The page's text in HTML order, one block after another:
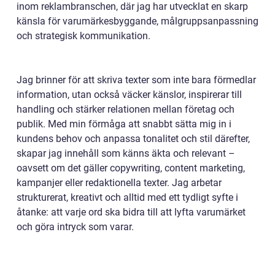
inom reklambranschen, där jag har utvecklat en skarp
känsla för varumärkesbyggande, målgruppsanpassning
och strategisk kommunikation.
Jag brinner för att skriva texter som inte bara förmedlar
information, utan också väcker känslor, inspirerar till
handling och stärker relationen mellan företag och
publik. Med min förmåga att snabbt sätta mig in i
kundens behov och anpassa tonalitet och stil därefter,
skapar jag innehåll som känns äkta och relevant –
oavsett om det gäller copywriting, content marketing,
kampanjer eller redaktionella texter. Jag arbetar
strukturerat, kreativt och alltid med ett tydligt syfte i
åtanke: att varje ord ska bidra till att lyfta varumärket
och göra intryck som varar.